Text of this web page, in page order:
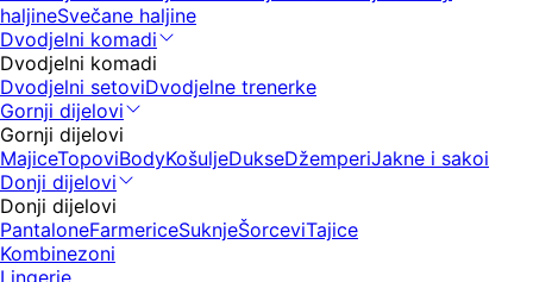
haljineSvečane haljine
Dvodjelni komadi
Dvodjelni komadi
Dvodjelni setoviDvodjelne trenerke
Gornji dijelovi
Gornji dijelovi
MajiceTopoviBodyKošuljeDukseDžemperiJakne i sakoi
Donji dijelovi
Donji dijelovi
PantaloneFarmericeSuknjeŠorceviTajice
Kombinezoni
Lingerie